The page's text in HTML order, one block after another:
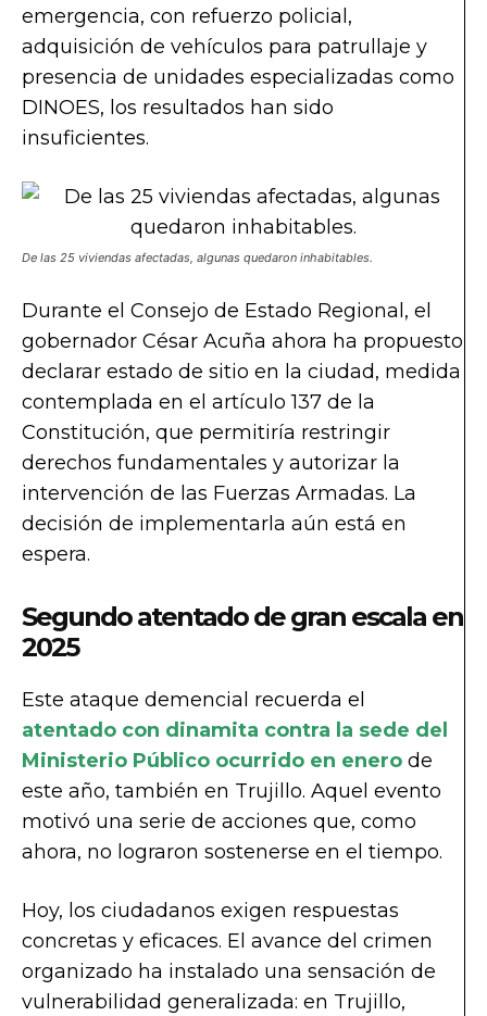
emergencia, con refuerzo policial,
adquisición de vehículos para patrullaje y
presencia de unidades especializadas como
DINOES, los resultados han sido
insuficientes.
De las 25 viviendas afectadas, algunas quedaron inhabitables.
Durante el Consejo de Estado Regional, el
gobernador César Acuña ahora ha propuesto
declarar estado de sitio en la ciudad, medida
contemplada en el artículo 137 de la
Constitución, que permitiría restringir
derechos fundamentales y autorizar la
intervención de las Fuerzas Armadas. La
decisión de implementarla aún está en
espera.
Segundo atentado de gran escala en
2025
Este ataque demencial recuerda el
atentado con dinamita contra la sede del
Ministerio Público ocurrido en enero de
este año, también en Trujillo. Aquel evento
motivó una serie de acciones que, como
ahora, no lograron sostenerse en el tiempo.
Hoy, los ciudadanos exigen respuestas
concretas y eficaces. El avance del crimen
organizado ha instalado una sensación de
vulnerabilidad generalizada: en Trujillo,